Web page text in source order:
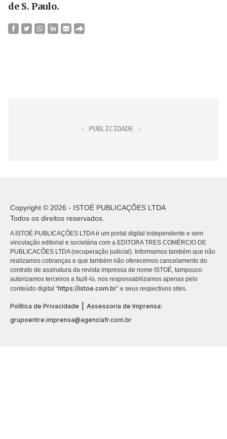
de S. Paulo.
Copyright © 2026 - ISTOÉ PUBLICAÇÕES LTDA
Todos os direitos reservados.
A ISTOÉ PUBLICAÇÕES LTDA é um portal digital independente e sem
vinculação editorial e societária com a EDITORA TRES COMÉRCIO DE
PUBLICACÕES LTDA (recuperação judicial). Informamos também que não
realizamos cobranças e que também não oferecemos cancelamento do
contrato de assinatura da revista impressa de nome ISTOÉ, tampouco
autorizamos terceiros a fazê-lo, nos responsabilizamos apenas pelo
conteúdo digital “https://istoe.com.br” e seus respectivos sites.
Política de Privacidade
Assessoria de Imprensa:
grupoentre.imprensa@agenciafr.com.br